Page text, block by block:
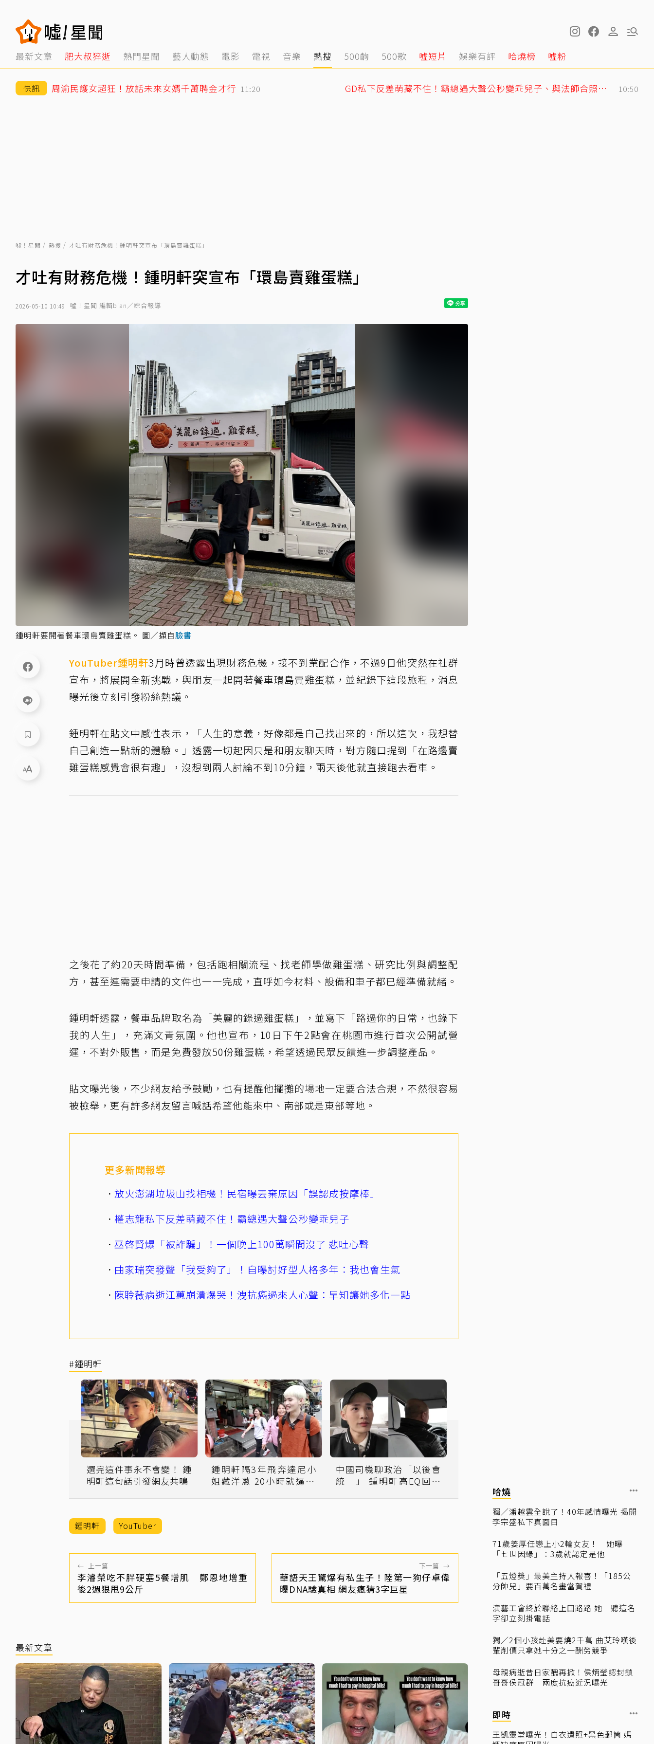
最新文章 肥大叔猝逝 熱門星聞 藝人動態 電影 電視 音樂 熱搜 500齣 500歌 噓短片 娛樂有評 哈燒榜 噓粉
快訊 周渝民護女超狂！放話未來女婿千萬聘金才行 11:20 GD私下反差萌藏不住！霸總遇大聲公秒變乖兒子、與法師合照掀網暴動 10:50
噓！星聞 熱搜 才吐有財務危機！鍾明軒突宣布「環島賣雞蛋糕」
才吐有財務危機！鍾明軒突宣布「環島賣雞蛋糕」
2026-05-10 10:49 噓！星聞 編輯bian／綜合報導
鍾明軒要開著餐車環島賣雞蛋糕。 圖／擷自臉書
YouTuber鍾明軒3月時曾透露出現財務危機，接不到業配合作，不過9日他突然在社群
宣布，將展開全新挑戰，與朋友一起開著餐車環島賣雞蛋糕，並紀錄下這段旅程，消息
曝光後立刻引發粉絲熱議。
鍾明軒在貼文中感性表示，「人生的意義，好像都是自己找出來的，所以這次，我想替
自己創造一點新的體驗。」透露一切起因只是和朋友聊天時，對方隨口提到「在路邊賣
雞蛋糕感覺會很有趣」，沒想到兩人討論不到10分鐘，兩天後他就直接跑去看車。
之後花了約20天時間準備，包括跑相關流程、找老師學做雞蛋糕、研究比例與調整配
方，甚至連需要申請的文件也一一完成，直呼如今材料、設備和車子都已經準備就緒。
鍾明軒透露，餐車品牌取名為「美麗的錄過雞蛋糕」，並寫下「路過你的日常，也錄下
我的人生」，充滿文青氛圍。他也宣布，10日下午2點會在桃園市進行首次公開試營
運，不對外販售，而是免費發放50份雞蛋糕，希望透過民眾反饋進一步調整產品。
貼文曝光後，不少網友給予鼓勵，也有提醒他擺攤的場地一定要合法合規，不然很容易
被檢舉，更有許多網友留言喊話希望他能來中、南部或是東部等地。
更多新聞報導
放火澎湖垃圾山找相機！民宿曝丟棄原因「誤認成按摩棒」
權志龍私下反差萌藏不住！霸總遇大聲公秒變乖兒子
巫啓賢爆「被詐騙」！一個晚上100萬瞬間沒了 悲吐心聲
曲家瑞突發聲「我受夠了」！自曝討好型人格多年：我也會生氣
陳聆薇病逝江蕙崩潰爆哭！洩抗癌過來人心聲：早知讓她多化一點
#鍾明軒
選完這件事永不會變！ 鍾
明軒這句話引發網友共鳴
鍾明軒隔3年飛奔達尼小
姐藏洋蔥 20小時就逼43
中國司機聊政治「以後會
統一」 鍾明軒高EQ回應
鍾明軒 YouTuber
← 上一篇
李濬榮吃不胖硬塞5餐增肌 鄭恩地增重
後2週狠甩9公斤
下一篇 →
華語天王驚爆有私生子！陸第一狗仔卓偉
曝DNA驗真相 網友瘋猜3字巨星
最新文章
哈燒
獨／潘越雲全說了！40年感情曝光 揭開
李宗盛私下真面目
71歲姜厚任戀上小2輪女友！ 她曝
「七世因緣」：3歲就認定是他
「五燈獎」最美主持人報喜！「185公
分帥兒」要百萬名畫當賀禮
演藝工會終於聯絡上田路路 她一聽這名
字卻立刻掛電話
獨／2個小孩赴美要燒2千萬 曲艾玲嘆後
輩削價只拿她十分之一酬勞競爭
母親病逝昔日家醜再掀！侯炳瑩認封鎖
哥哥侯冠群 兩度抗癌近況曝光
即時
王凱靈堂曝光！白衣遺照+黑色郵筒 媽